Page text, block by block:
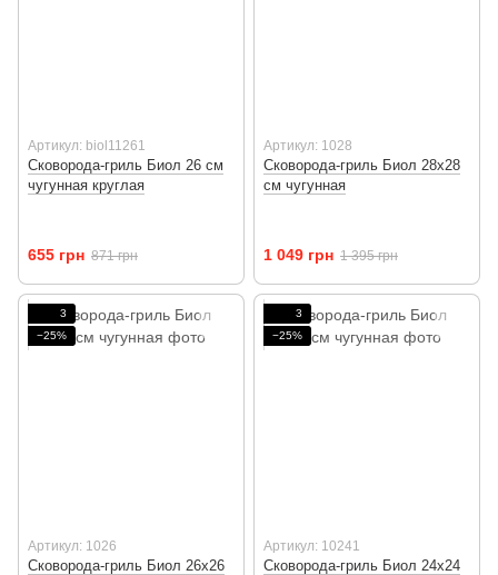
Артикул: biol11261
Сковорода-гриль Биол 26 см
чугунная круглая
655 грн 871 грн
Артикул: 1028
Сковорода-гриль Биол 28х28
см чугунная
1 049 грн 1 395 грн
3
−25%
Артикул: 1026
Сковорода-гриль Биол 26х26
3
−25%
Артикул: 10241
Сковорода-гриль Биол 24х24